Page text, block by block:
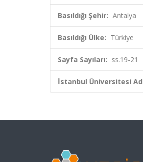
Basıldığı Şehir: Antalya
Basıldığı Ülke: Türkiye
Sayfa Sayıları: ss.19-21
İstanbul Üniversitesi